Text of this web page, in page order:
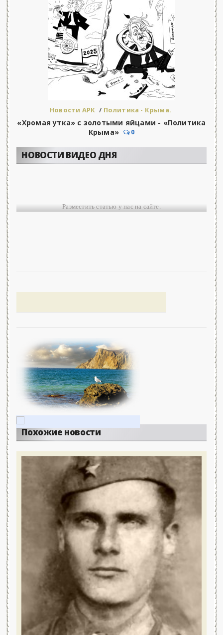
Новости АРК / Политика - Крыма.
«Хромая утка» с золотыми яйцами - «Политика
Крыма»
0
НОВОСТИ ВИДЕО ДНЯ
Разместить статью у нас на сайте.
Похожие новости